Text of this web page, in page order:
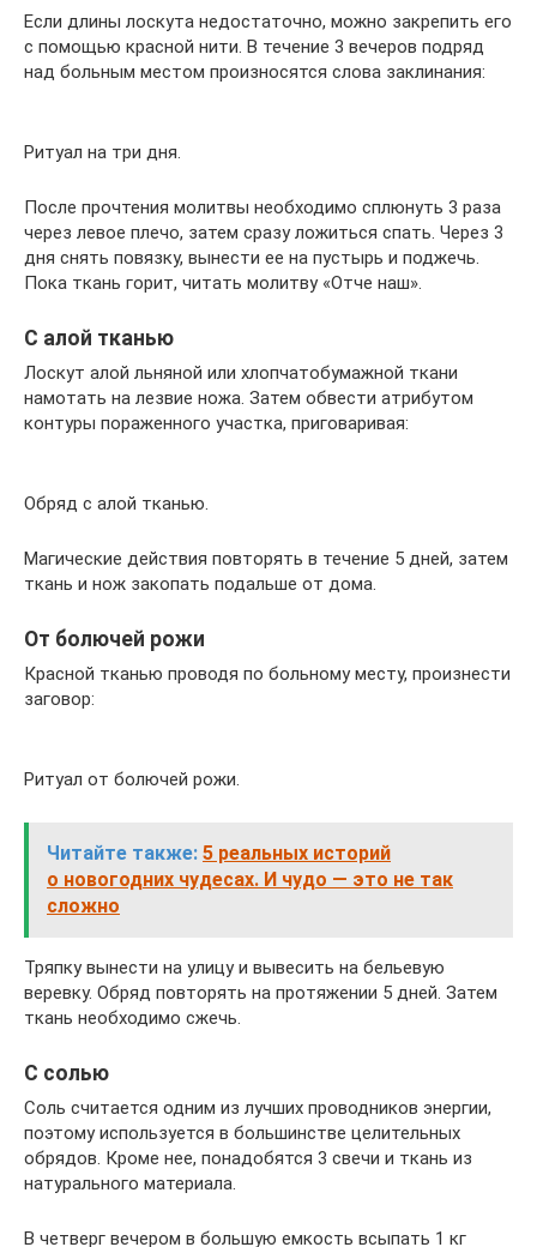
Если длины лоскута недостаточно, можно закрепить его
с помощью красной нити. В течение 3 вечеров подряд
над больным местом произносятся слова заклинания:
Ритуал на три дня.
После прочтения молитвы необходимо сплюнуть 3 раза
через левое плечо, затем сразу ложиться спать. Через 3
дня снять повязку, вынести ее на пустырь и поджечь.
Пока ткань горит, читать молитву «Отче наш».
С алой тканью
Лоскут алой льняной или хлопчатобумажной ткани
намотать на лезвие ножа. Затем обвести атрибутом
контуры пораженного участка, приговаривая:
Обряд с алой тканью.
Магические действия повторять в течение 5 дней, затем
ткань и нож закопать подальше от дома.
От болючей рожи
Красной тканью проводя по больному месту, произнести
заговор:
Ритуал от болючей рожи.
Читайте также: 5 реальных историй
о новогодних чудесах. И чудо — это не так
сложно
Тряпку вынести на улицу и вывесить на бельевую
веревку. Обряд повторять на протяжении 5 дней. Затем
ткань необходимо сжечь.
С солью
Соль считается одним из лучших проводников энергии,
поэтому используется в большинстве целительных
обрядов. Кроме нее, понадобятся 3 свечи и ткань из
натурального материала.
В четверг вечером в большую емкость всыпать 1 кг